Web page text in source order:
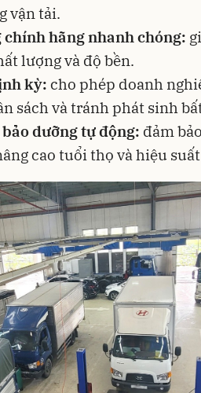
vận tải.
hãng nhanh chóng:
lượng và độ bền.
kỳ: cho phép doanh
sách và tránh phát sinh
dưỡng tự động: đảm
cao tuổi thọ và hiệu